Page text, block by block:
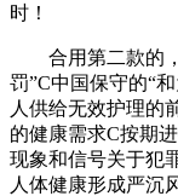
时！
合用第二款的，
罚”C中国保守的“
人供给无效护理的
的健康需求C按期
现象和信号关于犯
人体健康形成严沉